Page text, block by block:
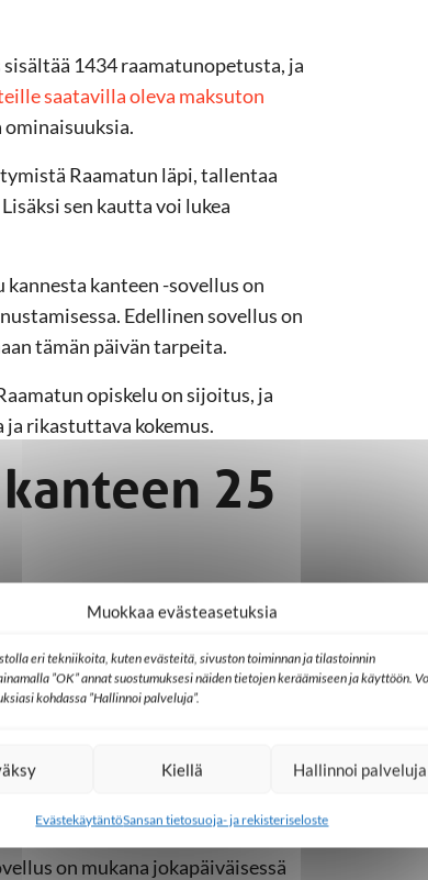
Muokkaa evästeasetuksia
eri tekniikoita, kuten evästeitä, sivuston toiminnan ja tilastoinnin
”OK” annat suostumuksesi näiden tietojen keräämiseen ja käyttöön.
kohdassa ”Hallinnoi palveluja”.
Kiellä Hallinnoi palveluja
EvästekäytäntöSansan tietosuoja- ja rekisteriseloste
1434 raamatunopetusta, ja
saatavilla oleva maksuton
Raamatun läpi, tallentaa
sen kautta voi lukea
kannesta kanteen -sovellus on
Edellinen sovellus on
tämän päivän tarpeita.
opiskelu on sijoitus, ja
rikastuttava kokemus.
25
25 vuotta. Suomessa
viikossa ja tavoittaa
opetuksia parin vuoden
aiemmin lukenut. Nyt saan ahaa-
on mukana jokapäiväisessä